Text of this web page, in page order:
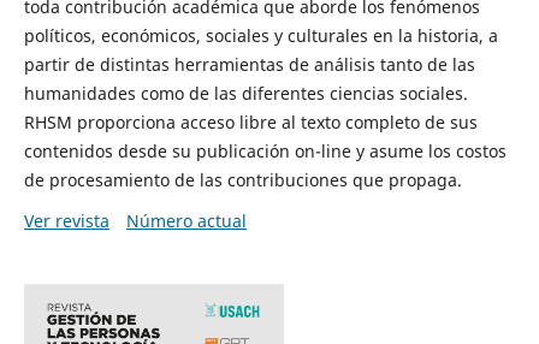
toda contribución académica que aborde los fenómenos
políticos, económicos, sociales y culturales en la historia, a
partir de distintas herramientas de análisis tanto de las
humanidades como de las diferentes ciencias sociales.
RHSM proporciona acceso libre al texto completo de sus
contenidos desde su publicación on-line y asume los costos
de procesamiento de las contribuciones que propaga.
Ver revista
Número actual